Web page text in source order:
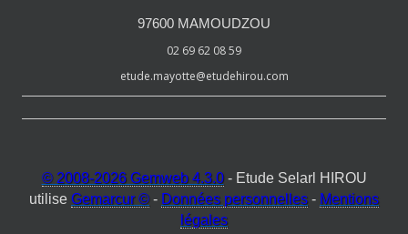
97600 MAMOUDZOU
02 69 62 08 59
etude.mayotte@etudehirou.com
© 2008-2026 Gemweb 4.3.0- Etude Selarl HIROU
utilise Gemarcur © - Données personnelles - Mentions
légales